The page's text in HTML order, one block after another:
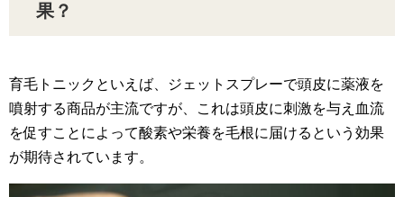
果？
育毛トニックといえば、ジェットスプレーで頭皮に薬液を
噴射する商品が主流ですが、これは頭皮に刺激を与え血流
を促すことによって酸素や栄養を毛根に届けるという効果
が期待されています。